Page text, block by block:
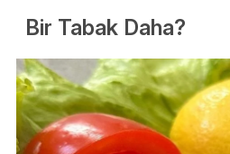
Bir Tabak Daha?